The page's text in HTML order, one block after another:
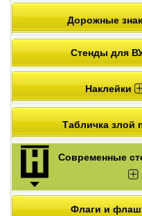
Дорожные
Стенды для
Наклейки
Табличка злой
Современные
Флаги и